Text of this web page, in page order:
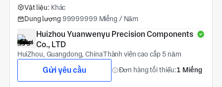
Vật liệu: Khác
Dung lượng 99999999 Miếng / Năm
Huizhou Yuanwenyu Precision Components
Co., LTD
HuiZhou, Guangdong, ChinaThành viên cao cấp 5 năm
Gửi yêu cầu Đơn hàng tối thiểu:1 Miếng